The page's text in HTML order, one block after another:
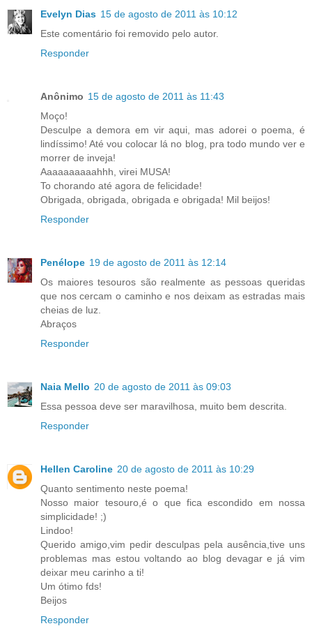
Evelyn Dias 15 de agosto de 2011 às 10:12
Este comentário foi removido pelo autor.
Responder
Anônimo 15 de agosto de 2011 às 11:43
Moço!
Desculpe a demora em vir aqui, mas adorei o poema, é
lindíssimo! Até vou colocar lá no blog, pra todo mundo ver e
morrer de inveja!
Aaaaaaaaaahhh, virei MUSA!
To chorando até agora de felicidade!
Obrigada, obrigada, obrigada e obrigada! Mil beijos!
Responder
Penélope 19 de agosto de 2011 às 12:14
Os maiores tesouros são realmente as pessoas queridas
que nos cercam o caminho e nos deixam as estradas mais
cheias de luz.
Abraços
Responder
Naia Mello 20 de agosto de 2011 às 09:03
Essa pessoa deve ser maravilhosa, muito bem descrita.
Responder
Hellen Caroline 20 de agosto de 2011 às 10:29
Quanto sentimento neste poema!
Nosso maior tesouro,é o que fica escondido em nossa
simplicidade! ;)
Lindoo!
Querido amigo,vim pedir desculpas pela ausência,tive uns
problemas mas estou voltando ao blog devagar e já vim
deixar meu carinho a ti!
Um ótimo fds!
Beijos
Responder